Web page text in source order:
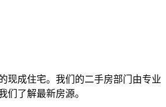
现成住宅。我们的二手房部门由专业
们了解最新房源。